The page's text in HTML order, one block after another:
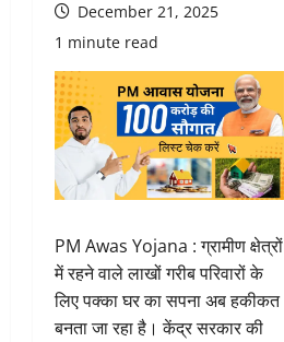
December 21, 2025
1 minute read
PM Awas Yojana : ग्रामीण क्षेत्रों
में रहने वाले लाखों गरीब परिवारों के
लिए पक्का घर का सपना अब हकीकत
बनता जा रहा है। केंद्र सरकार की